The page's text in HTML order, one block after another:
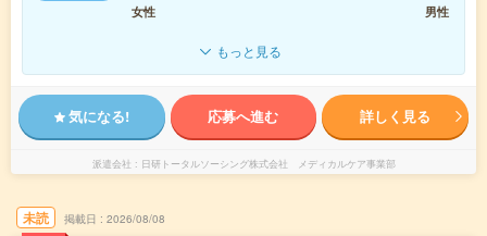
女性
男性
もっと見る
気になる! 応募へ進む 詳しく見る
派遣会社 日研トータルソーシング株式会社 メディカルケア事業部
未読 掲載日 2026/08/08